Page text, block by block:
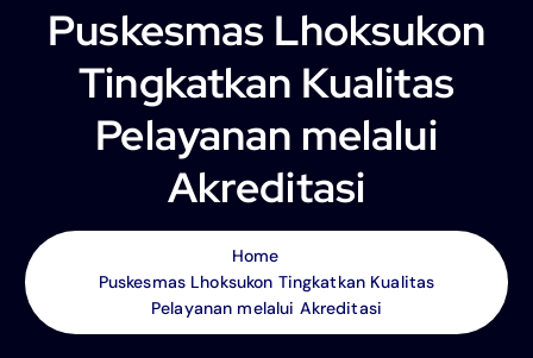
Puskesmas Lhoksukon
Tingkatkan Kualitas
Pelayanan melalui
Akreditasi
Home
Puskesmas Lhoksukon Tingkatkan Kualitas
Pelayanan melalui Akreditasi